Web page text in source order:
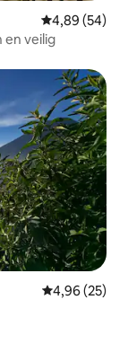
Gemiddelde
4,89 (54)
en veilig
Gemiddelde
4,96 (25)